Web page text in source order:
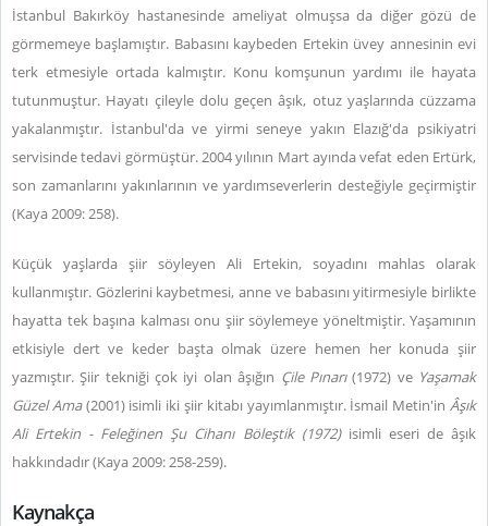
İstanbul Bakırköy hastanesinde ameliyat olmuşsa da diğer gözü de
görmemeye başlamıştır. Babasını kaybeden Ertekin üvey annesinin evi
terk etmesiyle ortada kalmıştır. Konu komşunun yardımı ile hayata
tutunmuştur. Hayatı çileyle dolu geçen âşık, otuz yaşlarında cüzzama
yakalanmıştır. İstanbul'da ve yirmi seneye yakın Elazığ'da psikiyatri
servisinde tedavi görmüştür. 2004 yılının Mart ayında vefat eden Ertürk,
son zamanlarını yakınlarının ve yardımseverlerin desteğiyle geçirmiştir
(Kaya 2009: 258).
Küçük yaşlarda şiir söyleyen Ali Ertekin, soyadını mahlas olarak
kullanmıştır. Gözlerini kaybetmesi, anne ve babasını yitirmesiyle birlikte
hayatta tek başına kalması onu şiir söylemeye yöneltmiştir. Yaşamının
etkisiyle dert ve keder başta olmak üzere hemen her konuda şiir
yazmıştır. Şiir tekniği çok iyi olan âşığın Çile Pınarı(1972) veYaşamak
Güzel Ama(2001) isimli iki şiir kitabı yayımlanmıştır. İsmail Metin'inÂşık
Ali Ertekin - Feleğinen Şu Cihanı Böleştik (1972) isimli eseri de âşık
hakkındadır (Kaya 2009: 258-259).
Kaynakça